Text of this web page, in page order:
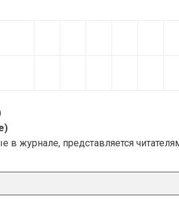
в журнале, представляется